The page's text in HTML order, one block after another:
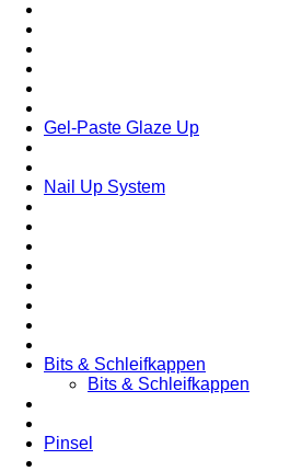
Gel-Paste Glaze Up
Nail Up System
Bits & Schleifkappen
Bits & Schleifkappen
Pinsel